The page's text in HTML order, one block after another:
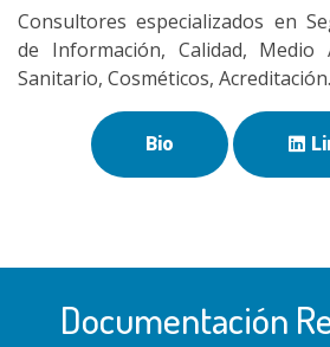
Consultores especializados en
de Información, Calidad, Medio
Sanitario, Cosméticos,
Bio
Documentación